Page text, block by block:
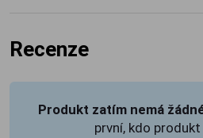
Recenze
Produkt zatím nemá
první, kdo